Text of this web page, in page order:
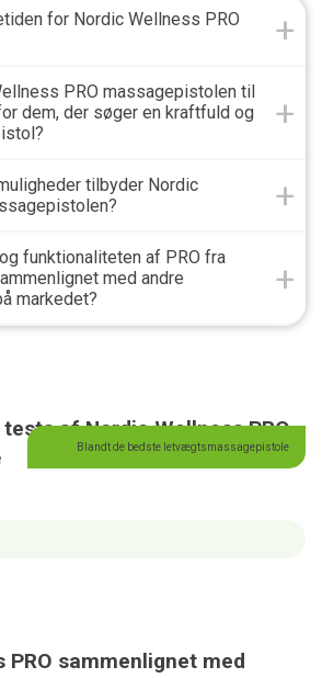
for Nordic Wellness PRO
PRO massagepistolen til
dem, der søger en kraftfuld og
tilbyder Nordic
funktionaliteten af PRO fra
med andre
markedet?
af Nordic Wellness PRO
Blandt de bedste letvægtsmassagepistole
PRO sammenlignet med